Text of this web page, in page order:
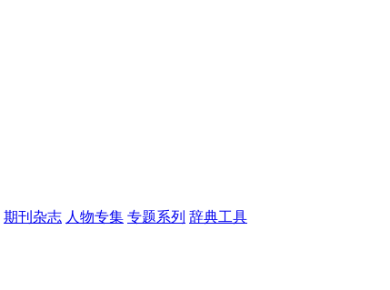
期刊杂志 人物专集 专题系列 辞典工具